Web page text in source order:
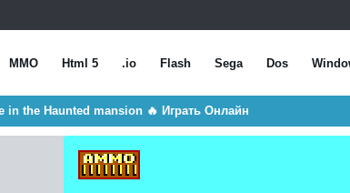
MMO Html 5 .io Flash Sega Dos
in the Haunted mansion 🔥 Играть Онлайн